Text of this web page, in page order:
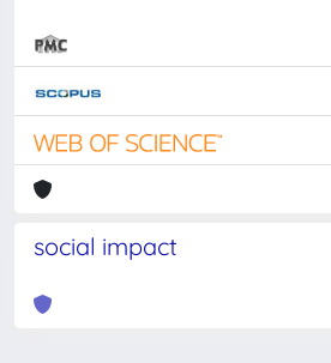
social impact